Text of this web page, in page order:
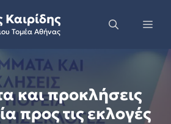
Τομέα Αθήνας
και προκλήσεις
προς τις εκλογές